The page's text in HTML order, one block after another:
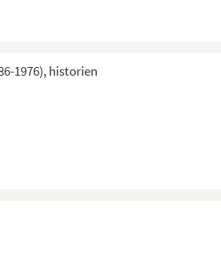
1976), historien